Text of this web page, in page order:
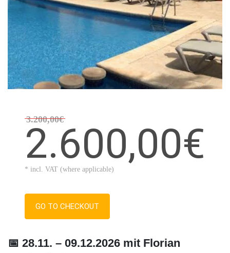
3.200,00€
2.600,00€
* incl. VAT (where applicable)
GO TO CHECKOUT
📅 28.11. – 09.12.2026 mit Florian